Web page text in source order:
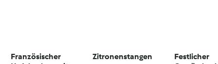
Französischer
Zitronenstangen
Festlicher